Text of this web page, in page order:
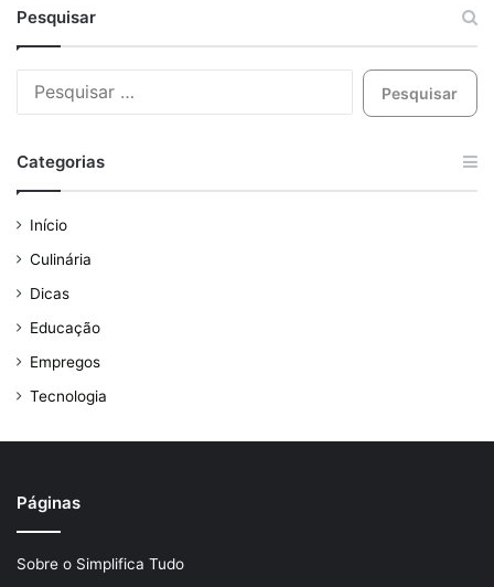
Pesquisar
Categorias
Início
Culinária
Dicas
Educação
Empregos
Tecnologia
Páginas
Sobre o Simplifica Tudo